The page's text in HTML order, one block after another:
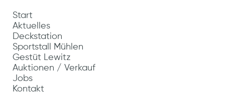
Start
Aktuelles
Deckstation
Sportstall Mühlen
Gestüt Lewitz
Auktionen / Verkauf
Jobs
Kontakt